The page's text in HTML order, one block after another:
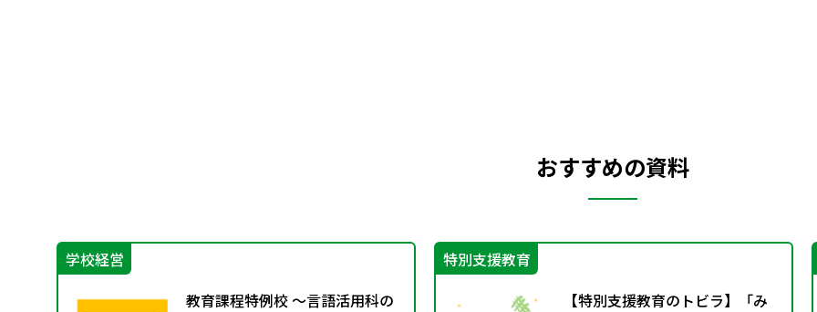
おすすめの資料
学校経営
教育課程特例校 ～言語活用科の
特別支援教育
【特別支援教育のトビラ】「み